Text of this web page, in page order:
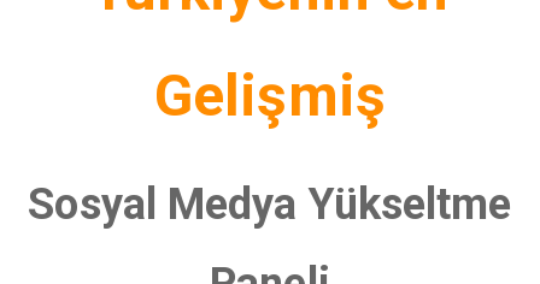
Gelişmiş
Sosyal Medya Yükseltme